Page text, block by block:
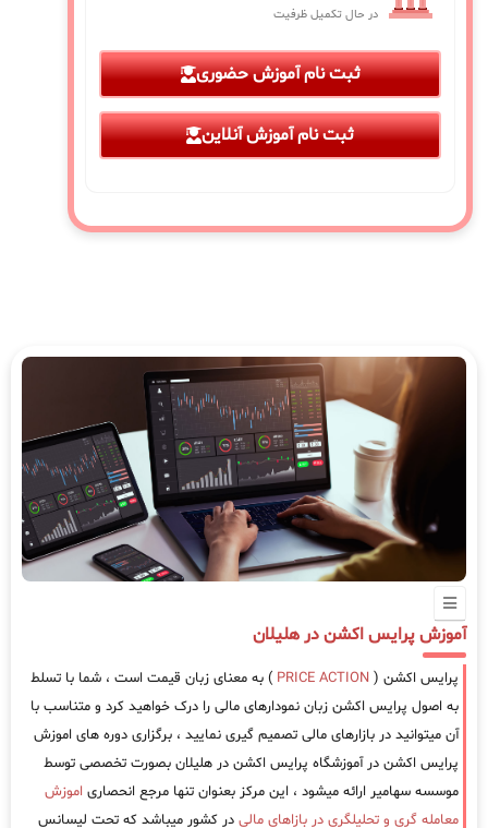
در حال تکمیل ظرفیت
ثبت نام آموزش حضوری
ثبت نام آموزش آنلاین
آموزش پرایس اکشن در هلیلان
پرایس اکشن ( PRICE ACTION ) به معنای زبان قیمت است ، شما با تسلط
به اصول پرایس اکشن زبان نمودارهای مالی را درک خواهید کرد و متناسب با
آن میتوانید در بازارهای مالی تصمیم گیری نمایید ، برگزاری دوره های اموزش
پرایس اکشن در آموزشگاه پرایس اکشن در هلیلان بصورت تخصصی توسط
موسسه سهامیر ارائه میشود ، این مرکز بعنوان تنها مرجع انحصاری اموزش
معامله گری و تحلیلگری در بازاهای مالی در کشور میباشد که تحت لیسانس